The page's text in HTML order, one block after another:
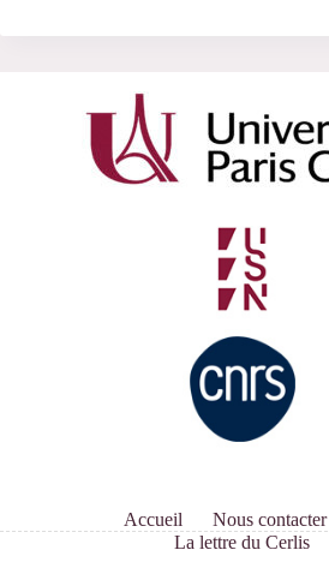
Accueil Nous contacter
La lettre du Cerlis